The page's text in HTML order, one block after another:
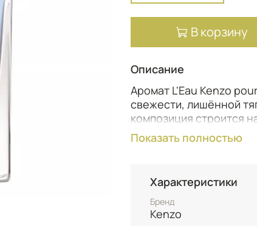
В корзину
Описание
Аромат L'Eau Kenzo
свежести, лишённой
композиция строится
прозрачные
лотоса и лёгкой
чувственность
Показать полностью
Характеристики
Бренд
Kenzo